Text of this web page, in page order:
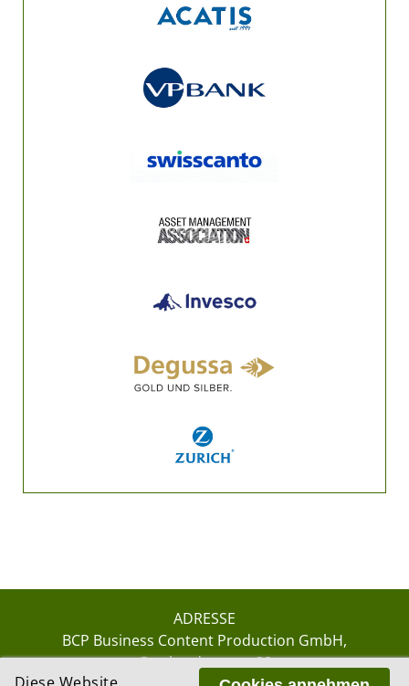
ADRESSE
BCP Business Content Production GmbH
Gotthardstrasse 38